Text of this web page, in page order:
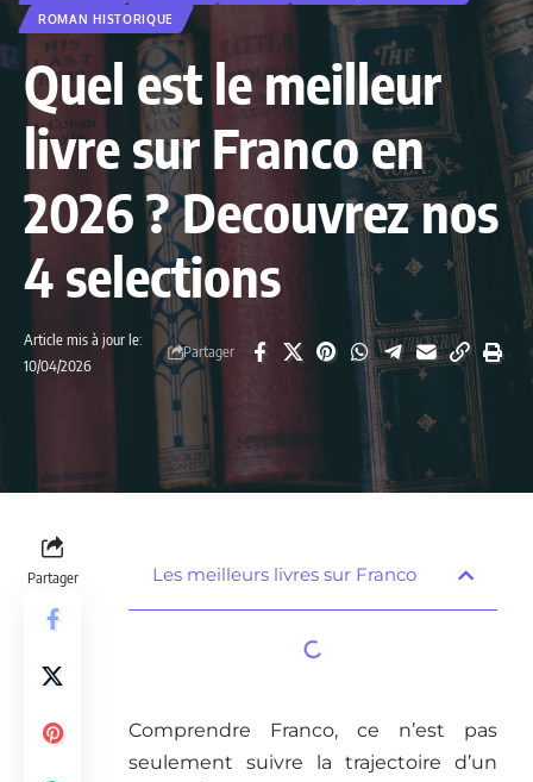
ROMAN HISTORIQUE
Quel est le meilleur
livre sur Franco en
2026 ? Decouvrez nos
4 selections
Article mis à jour le:
10/04/2026
Partager
Partager Les meilleurs livres sur Franco
Comprendre Franco, ce n’est pas
seulement suivre la trajectoire d’un